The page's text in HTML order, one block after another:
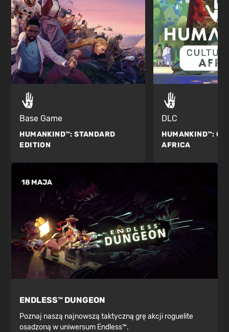
Base Game
HUMANKIND™:STANDARD
EDITION
DLC
HUMANKIND™:
AFRICA
18 MAJA
ENDLESS™ DUNGEON
Poznaj naszą najnowszą taktyczną grę akcji roguelite
osadzoną w uniwersum Endless™.